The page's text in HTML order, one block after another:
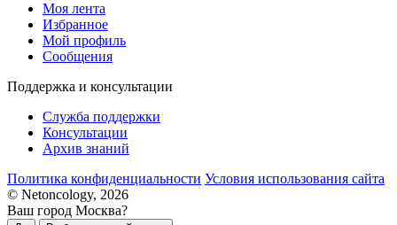
Моя лента
Избранное
Мой профиль
Сообщения
Поддержка и консультации
Служба поддержки
Консультации
Архив знаний
Политика конфиденциальности Условия использования сайта
© Netoncology, 2026
Ваш город Москва?